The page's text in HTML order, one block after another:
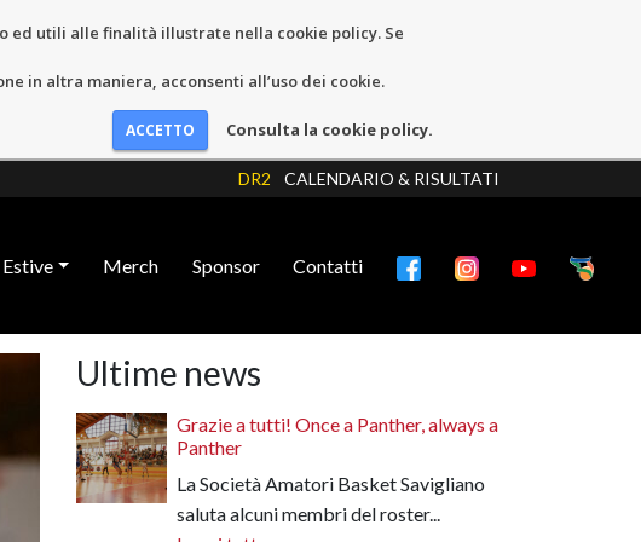
ed utili alle finalità illustrate nella cookie policy. Se
in altra maniera, acconsenti all’uso dei cookie.
Consulta la cookie policy.
DR2 CALENDARIO & RISULTATI
Merch Sponsor Contatti
Ultime news
Grazie a tutti! Once a Panther, always a
Panther
La Società Amatori Basket Savigliano
saluta alcuni membri del roster...